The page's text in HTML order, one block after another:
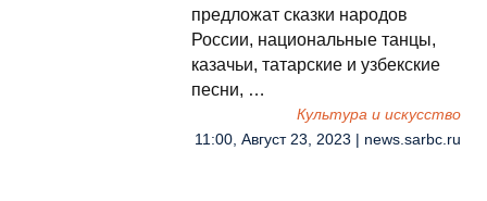
предложат сказки народов
России, национальные танцы,
казачьи, татарские и узбекские
песни, …
Культура и искусство
11:00, Август 23, 2023 | news.sarbc.ru